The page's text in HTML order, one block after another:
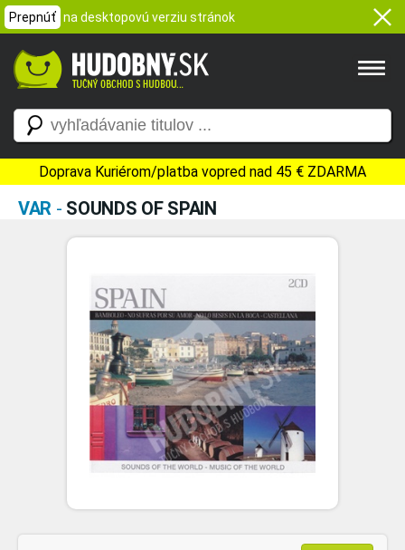
Prepnúť na desktopovú verziu stránok
Doprava Kuriérom/platba vopred nad 45 € ZDARMA
VAR - SOUNDS OF SPAIN